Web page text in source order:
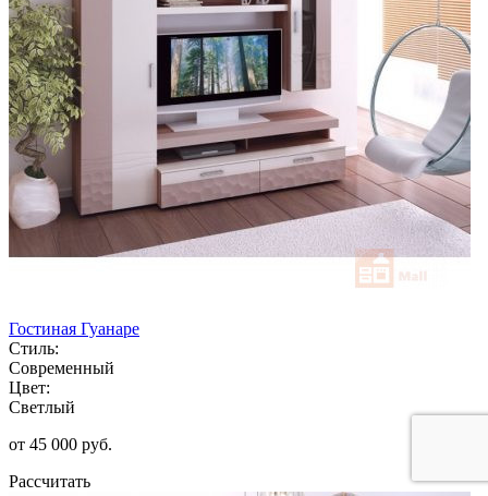
Гостиная Гуанаре
Стиль:
Современный
Цвет:
Светлый
от 45 000 руб.
Рассчитать